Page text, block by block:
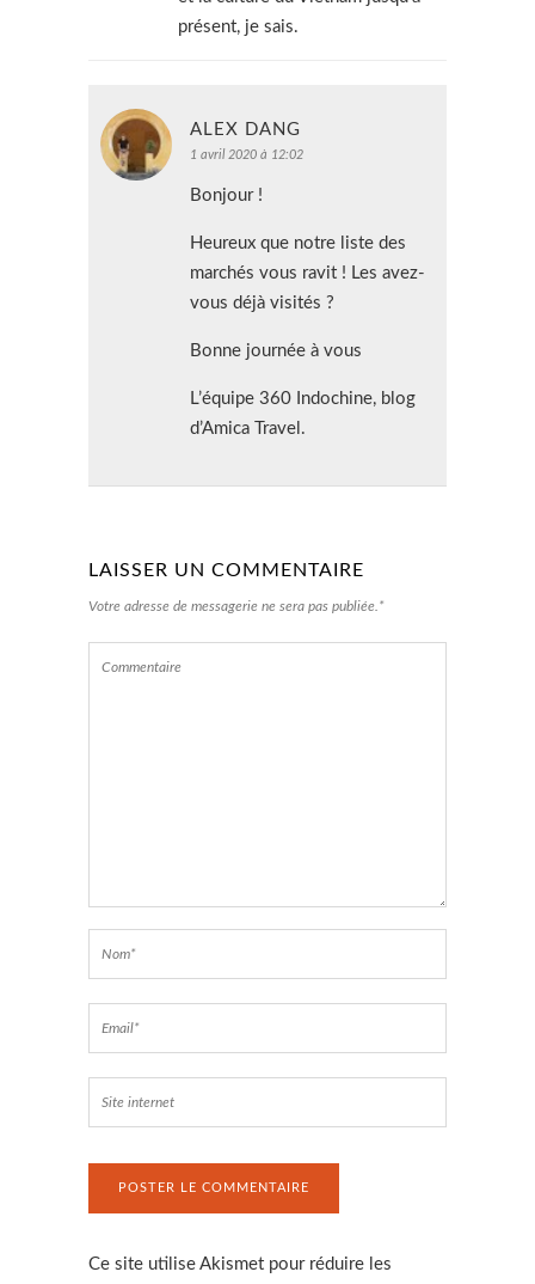
présent, je sais.
ALEX DANG
1 avril 2020 à 12:02
Bonjour !
Heureux que notre liste des
marchés vous ravit ! Les avez-
vous déjà visités ?
Bonne journée à vous
L’équipe 360 Indochine, blog
d’Amica Travel.
LAISSER UN COMMENTAIRE
Votre adresse de messagerie ne sera pas publiée.*
Ce site utilise Akismet pour réduire les